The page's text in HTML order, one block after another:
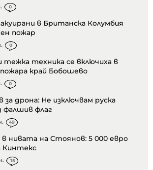
0
в Британска Колумбия
пожар
0
тежка техника се включиха в
край Бобошево
0
за дрона: Не изключвам руска
фалшив флаг
49
нивата на Стоянов: 5 000 евро
Кинтекс
15